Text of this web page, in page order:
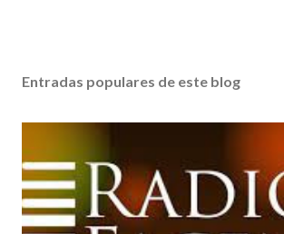
Entradas populares de este blog